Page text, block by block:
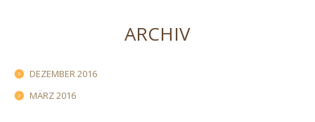
ARCHIV
DEZEMBER 2016
MÄRZ 2016